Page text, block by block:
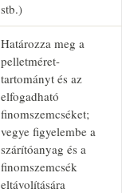
stb.)
Határozza meg a
pelletméret-
tartományt és az
elfogadható
finomszemcséket;
vegye figyelembe a
szárítóanyag és a
finomszemcsék
eltávolítására